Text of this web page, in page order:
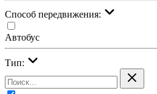
Cпособ передвижения:
Автобус
Тип: